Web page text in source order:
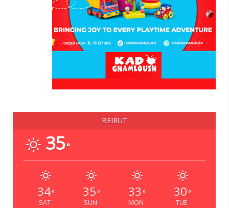
BEIRUT
35°
34°
SAT
35 °
SUN
33 °
MON
30 °
TUE